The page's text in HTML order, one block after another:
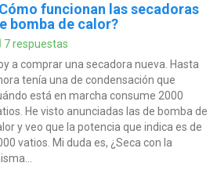
funcionan las secadoras
bomba de calor?
7 respuestas
a comprar una secadora nueva. Hasta
tenía una de condensación que
está en marcha consume 2000
He visto anunciadas las de bomba de
y veo que la potencia que indica es de
vatios. Mi duda es, ¿Seca con la